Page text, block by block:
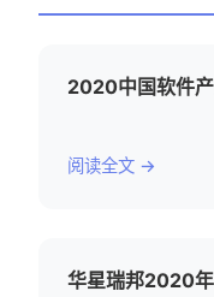
2020中国软件
阅读全文 →
华星瑞邦2020